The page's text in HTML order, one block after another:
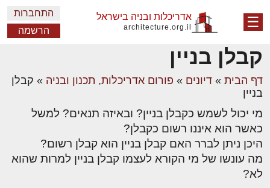
☰ אדריכלות ובניה בישראל
architecture.org.il
התחברות
הרשמה
קבלן בניין
דף הבית » דיונים » פורום אדריכלות, תכנון ובניה » קבלן
בניין
מי יכול לשמש כקבלן בניין? ובאיזה תנאים? למשל
כאשר הוא איננו רשום כקבלן?
היכן ניתן לברר האם קבלן בניין הוא קבלן רשום?
מה עונשו של מי הקורא לעצמו קבלן בניין למרות שהוא
לא?